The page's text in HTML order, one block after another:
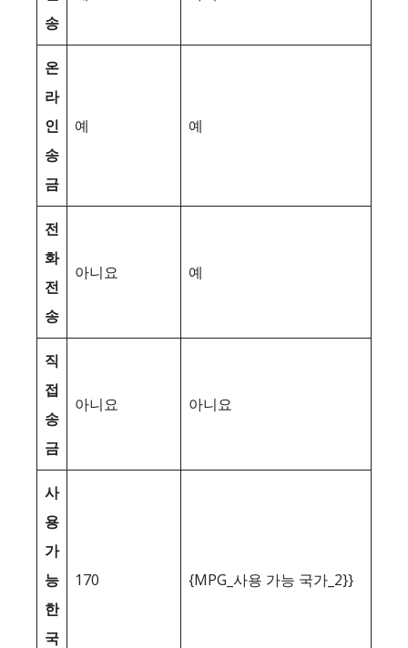
송
온
라
인
송
금
예 예
전
화
전
송
아니요 예
직
접
송
금
아니요 아니요
사
용
가
능
한
국
170 {MPG_사용 가능 국가_2}}